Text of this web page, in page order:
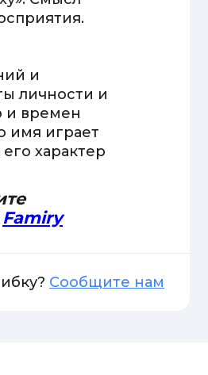
и
личности и
и времен
имя играет
характер
Famiry
Сообщите нам